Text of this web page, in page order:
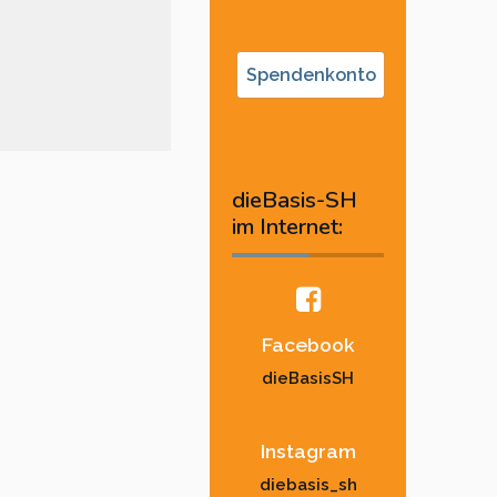
Spendenkonto
dieBasis-SH
im Internet:
Facebook
dieBasisSH
Instagram
diebasis_sh